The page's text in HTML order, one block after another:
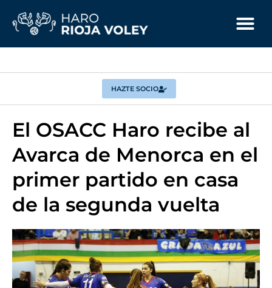
HAZTE SOCIO
El OSACC Haro recibe al
Avarca de Menorca en el
primer partido en casa
de la segunda vuelta